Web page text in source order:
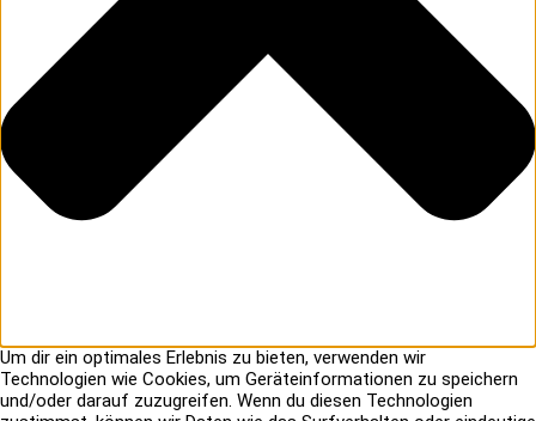
Um dir ein optimales Erlebnis zu bieten, verwenden wir
Technologien wie Cookies, um Geräteinformationen zu speichern
und/oder darauf zuzugreifen. Wenn du diesen Technologien